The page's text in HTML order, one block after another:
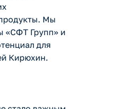
Мы
«СФТ Групп» и
для
Кирюхин.